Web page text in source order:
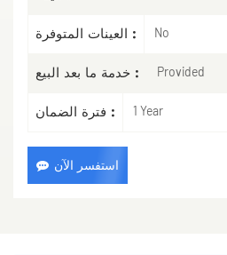
العينات المتوفرة : No
خدمة ما بعد البيع : Provided
فترة الضمان : 1 Year
استفسر الآن